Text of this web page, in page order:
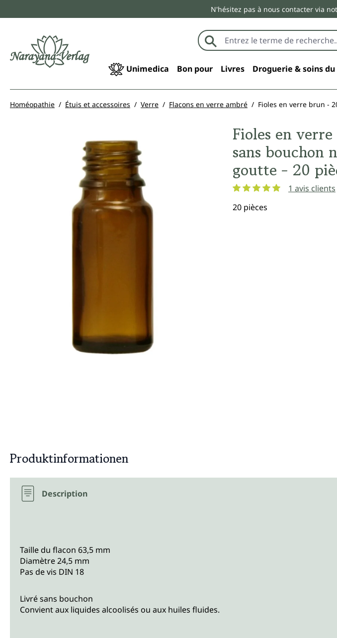
N'hésitez pas à nous contacter via
Unimedica Bon pour Livres Droguerie & soins du
Homéopathie Étuis et accessoires Verre Flacons en verre ambré Fioles en verre brun -
Fioles en
sans bouchon
goutte - 20
1 avis clients
20 pièces
Produktinformationen
Description
Taille du flacon 63,5 mm
Diamètre 24,5 mm
Pas de vis DIN 18
Livré sans bouchon
Convient aux liquides alcoolisés ou aux huiles fluides.